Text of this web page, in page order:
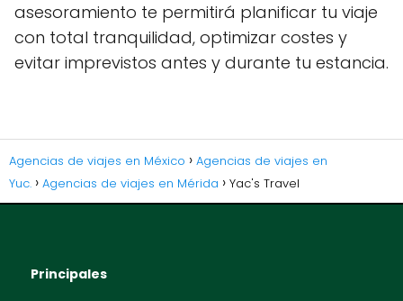
asesoramiento te permitirá planificar tu viaje
con total tranquilidad, optimizar costes y
evitar imprevistos antes y durante tu estancia.
Agencias de viajes en México
Agencias de viajes en
Yuc.
Agencias de viajes en Mérida Yac's Travel
Principales